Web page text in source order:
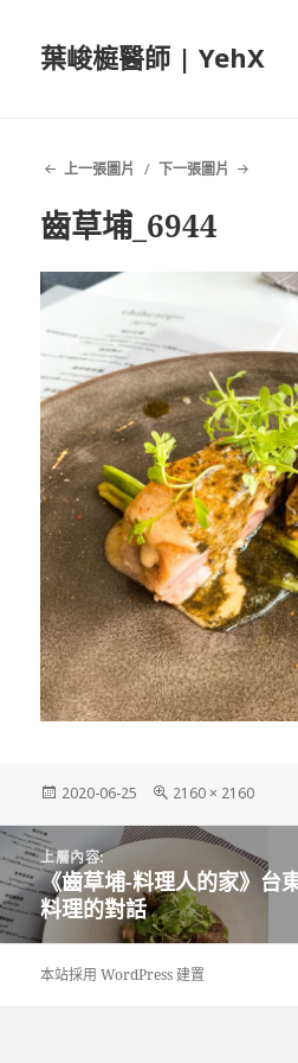
葉峻榳醫師 | YehX
上一張圖片 下一張圖片
齒草埔_6944
發
期:
2020-06-25
完
尺
2160 × 2160
文
章
導
覽
上層內容:
《齒草埔-料理人的家》台
料理的對話
本站採用 WordPress 建置